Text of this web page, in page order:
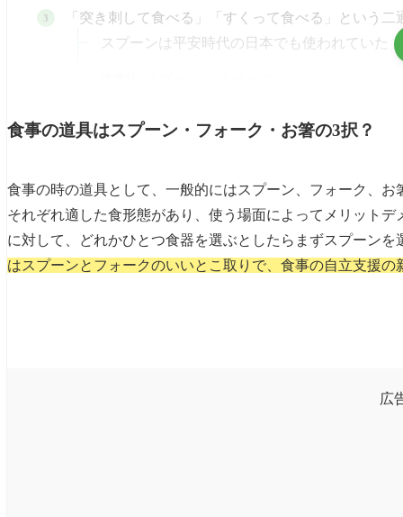
「突き刺して食べる」「すくって食べる」という
スプーンは平安時代の日本でも使われてい
60℃で変形する特殊プラスチックーインフィ
食事・水分摂取の自助具について
食事の道具はスプーン・フォーク・お箸の3択？
食事の時の道具として、一般的にはスプーン、フォーク、お
それぞれ適した食形態があり、使う場面によってメリット
に対して、どれかひとつ食器を選ぶとしたらまずスプーン
はスプーンとフォークのいいとこ取りで、食事の自立支援
広